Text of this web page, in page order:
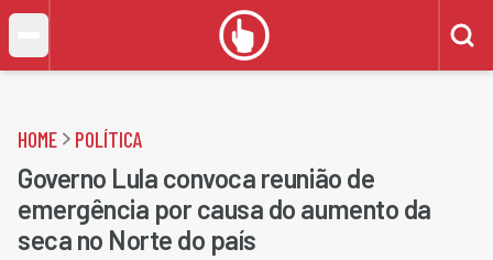
HOME POLÍTICA
Governo Lula convoca reunião de
emergência por causa do aumento da
seca no Norte do país